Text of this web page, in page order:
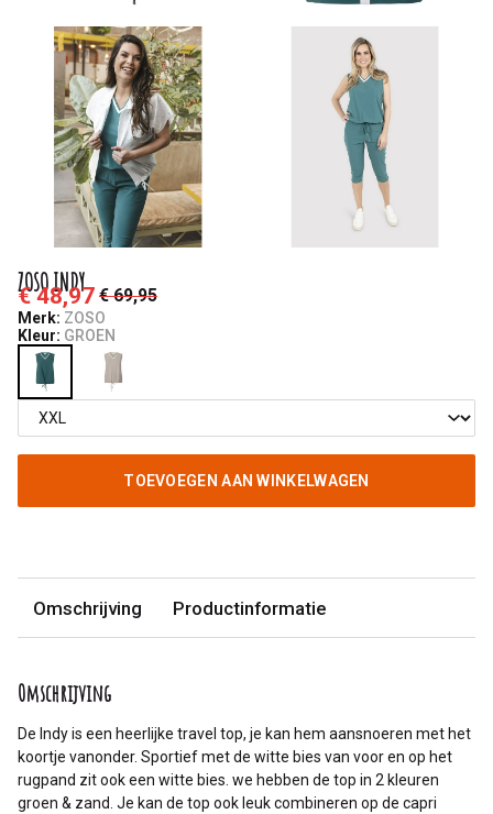
ZOSO INDY
€ 48,97 € 69,95
Merk: ZOSO
Kleur: GROEN
TOEVOEGEN AAN WINKELWAGEN
Omschrijving Productinformatie
Omschrijving
De Indy is een heerlijke travel top, je kan hem aansnoeren met het
koortje vanonder. Sportief met de witte bies van voor en op het
rugpand zit ook een witte bies. we hebben de top in 2 kleuren
groen & zand. Je kan de top ook leuk combineren op de capri